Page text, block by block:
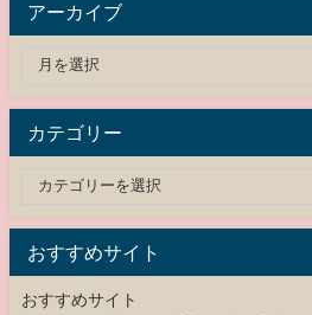
アーカイブ
カテゴリー
おすすめサイト
おすすめサイト